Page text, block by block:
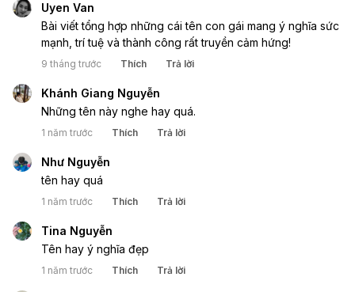
Uyen Van
Bài viết tổng hợp những cái tên con gái mang ý nghĩa sức
mạnh, trí tuệ và thành công rất truyền cảm hứng!
9 tháng trước Thích Trả lời
Khánh Giang Nguyễn
Những tên này nghe hay quá.
1 năm trước Thích Trả lời
Như Nguyễn
tên hay quá
1 năm trước Thích Trả lời
Tina Nguyễn
Tên hay ý nghĩa đẹp
1 năm trước Thích Trả lời